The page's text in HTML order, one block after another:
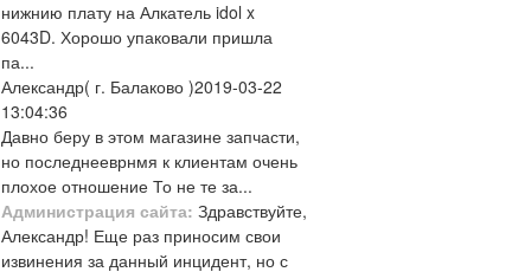
нижнию плату на Алкатель idol x
6043D. Хорошо упаковали пришла
па...
Александр( г. Балаково )2019-03-22
13:04:36
Давно беру в этом магазине запчасти,
но последнееврнмя к клиентам очень
плохое отношение То не те за...
Администрация сайта: Здравствуйте,
Александр! Еще раз приносим свои
извинения за данный инцидент, но с